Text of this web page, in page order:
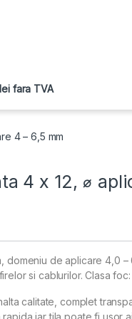
fara TVA
4 – 6,5 mm
4 x 12, ⌀
domeniu de aplicare 4,0
si cablurilor. Clasa
calitate, complet